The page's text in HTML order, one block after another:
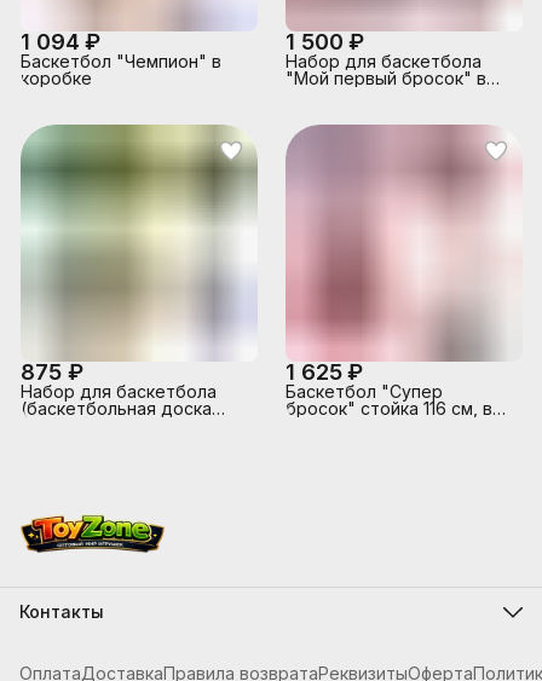
1 094 ₽
Баскетбол "Чемпион" в
коробке
1 500 ₽
Набор для баскетбола
"Мой первый бросок" в
875 ₽
Набор для баскетбола
(баскетбольная доска
1 625 ₽
Баскетбол "Супер
бросок" стойка 116 см, в
Контакты
Телефон
ОплатаДоставкаПравила возвратаРеквизитыОферта